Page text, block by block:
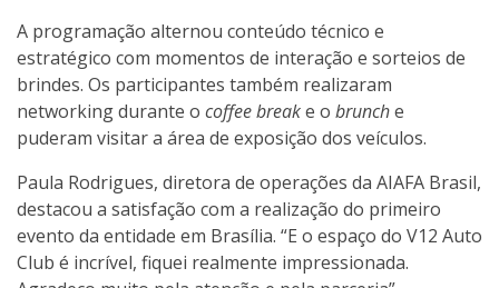
A programação alternou conteúdo técnico e
estratégico com momentos de interação e sorteios de
brindes. Os participantes também realizaram
networking durante o coffee breake o brunche
puderam visitar a área de exposição dos veículos.
Paula Rodrigues, diretora de operações da AIAFA Brasil,
destacou a satisfação com a realização do primeiro
evento da entidade em Brasília. “E o espaço do V12 Auto
Club é incrível, fiquei realmente impressionada.